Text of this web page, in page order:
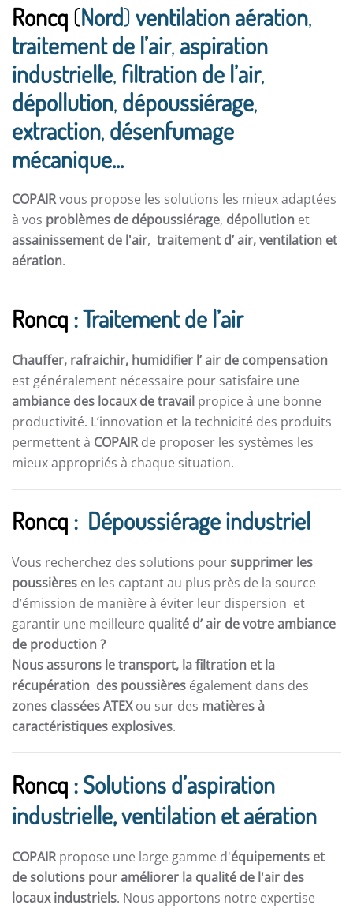
Roncq (Nord)ventilation aération,
traitement de l’air, aspiration
industrielle, filtration de l’air,
dépollution, dépoussiérage,
extraction, désenfumage
mécanique...
COPAIRvous propose les solutions les mieux adaptées
à vos problèmes de dépoussiérage, dépollution et
assainissement de l'air, traitement d’ air,ventilation et
aération.
Roncq : Traitement de l’air
Chauffer, rafraichir, humidifier l’ air de compensation
est généralement nécessaire pour satisfaire une
ambiance des locaux de travail propice à une bonne
productivité. L’innovation et la technicité des produits
permettent à COPAIRde proposer les systèmes les
mieux appropriés à chaque situation.
Roncq : Dépoussiérage industriel
Vous recherchez des solutions poursupprimer les
poussières en les captant au plus près de la source
d’émission de manière à éviter leur dispersion et
garantir une meilleure qualité d’ air de votre ambiance
de production ?
Nous assurons le transport, la filtration et la
récupération des poussières également dans des
zones classées ATEXou sur des matières à
caractéristiques explosives.
Roncq : Solutions d’aspiration
industrielle, ventilation et aération
COPAIRpropose une large gamme d'équipements et
de solutions pour améliorer la qualité de l'air des
locaux industriels. Nous apportons notre expertise